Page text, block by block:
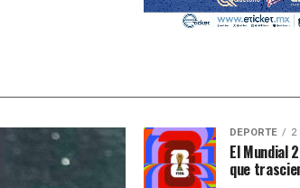
DEPORTE 2
El Mundial
que